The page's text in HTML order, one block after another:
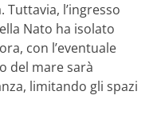
Tuttavia, l’ingresso
Nato ha isolato
con l’eventuale
del mare sarà
limitando gli spazi